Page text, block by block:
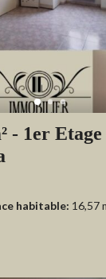
- 1er
habitable: 16,57